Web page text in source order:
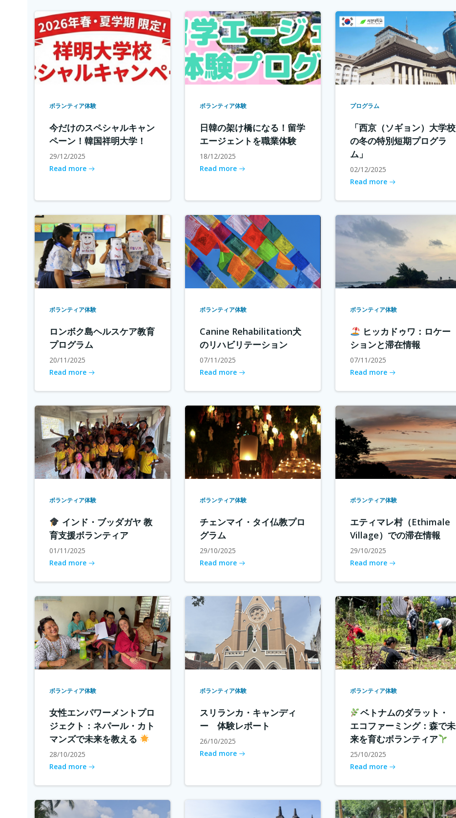
ボランティア体験
今だけのスペシャルキャン
ペーン！韓国祥明大学！
29/12/2025
Read more
ボランティア体験
日韓の架け橋になる！留学
エージェントを職業体験
18/12/2025
Read more
プログラム
「西京（ソギョン）大学校
の冬の特別短期プログラ
ム」
02/12/2025
Read more
ボランティア体験
ロンボク島ヘルスケア教育
プログラム
20/11/2025
Read more
ボランティア体験
Canine Rehabilitation犬
のリハビリテーション
07/11/2025
Read more
ボランティア体験
ヒッカドゥワ：ロケー
ションと滞在情報
07/11/2025
Read more
ボランティア体験
インド・ブッダガヤ 教
育支援ボランティア
01/11/2025
Read more
ボランティア体験
チェンマイ・タイ仏教プロ
グラム
29/10/2025
Read more
ボランティア体験
エティマレ村（Ethimale
Village）での滞在情報
29/10/2025
Read more
ボランティア体験
女性エンパワーメントプロ
ジェクト：ネパール・カト
マンズで未来を教える
28/10/2025
Read more
ボランティア体験
スリランカ・キャンディ
ー 体験レポート
26/10/2025
Read more
ボランティア体験
ベトナムのダラット・
エコファーミング：森で未
来を育むボランティア
25/10/2025
Read more